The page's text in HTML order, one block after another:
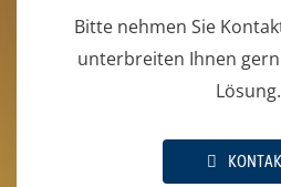
Bitte nehmen Sie
unterbreiten Ihnen
Lösung.